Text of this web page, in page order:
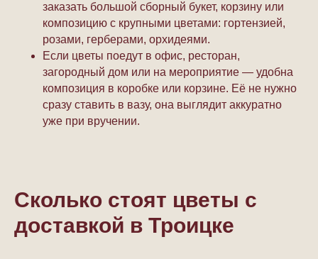
заказать большой сборный букет, корзину или
композицию с крупными цветами: гортензией,
розами, герберами, орхидеями.
Если цветы поедут в офис, ресторан,
загородный дом или на мероприятие — удобна
композиция в коробке или корзине. Её не нужно
сразу ставить в вазу, она выглядит аккуратно
уже при вручении.
Сколько стоят цветы с
доставкой в Троицке